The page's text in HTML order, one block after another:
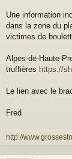
a
g
Une information
dans la zone du
victimes de
Alpes-de-Haute-
truffières https://
Le lien avec le
Fred
http://